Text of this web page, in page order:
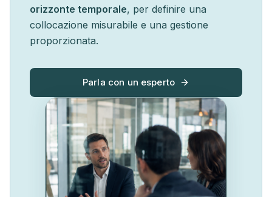
orizzonte temporale, per definire una
collocazione misurabile e una gestione
proporzionata.
Parla con un esperto